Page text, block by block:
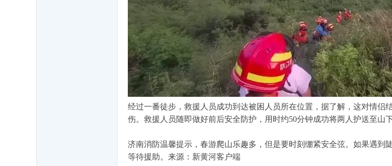
经过一番徒步，救援人员成功到达被困人员所在位置，据了解，这对情
伤。救援人员随即做好前后安全防护，用时约50分钟成功将两人护送至山
济南消防温馨提示，春游爬山乐趣多，但是要时刻绷紧安全弦。如果遇
等待援助。来源：新黄河客户端